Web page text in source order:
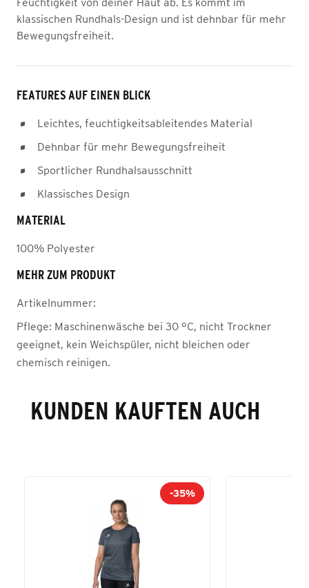
klassischen Rundhals-Design und ist dehnbar für mehr
Bewegungsfreiheit.
FEATURES AUF EINEN BLICK
Leichtes, feuchtigkeitsableitendes Material
Dehnbar für mehr Bewegungsfreiheit
Sportlicher Rundhalsausschnitt
Klassisches Design
MATERIAL
100% Polyester
MEHR ZUM PRODUKT
Artikelnummer:
Pflege: Maschinenwäsche bei 30 °C, nicht Trockner
geeignet, kein Weichspüler, nicht bleichen oder
chemisch reinigen.
KUNDEN KAUFTEN AUCH
-35%